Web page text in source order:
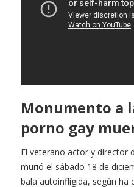
Monumento a
porno gay
El veterano actor y director
murió el sábado 18 de
bala autoinfligida, según ha